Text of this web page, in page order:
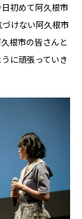
初めて阿久根市
けない阿久根市
根市の皆さんと
に頑張っていき